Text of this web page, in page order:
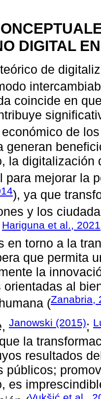
DIGITAL
de
coincide en
de
generan
la
para mejorar la
), ya que
y los
Hariguna et al., 2021
en torno a la
que permita
la
orientadas al
(Zanabria,
Janowski (2015);
la
resultados
públicos;
es